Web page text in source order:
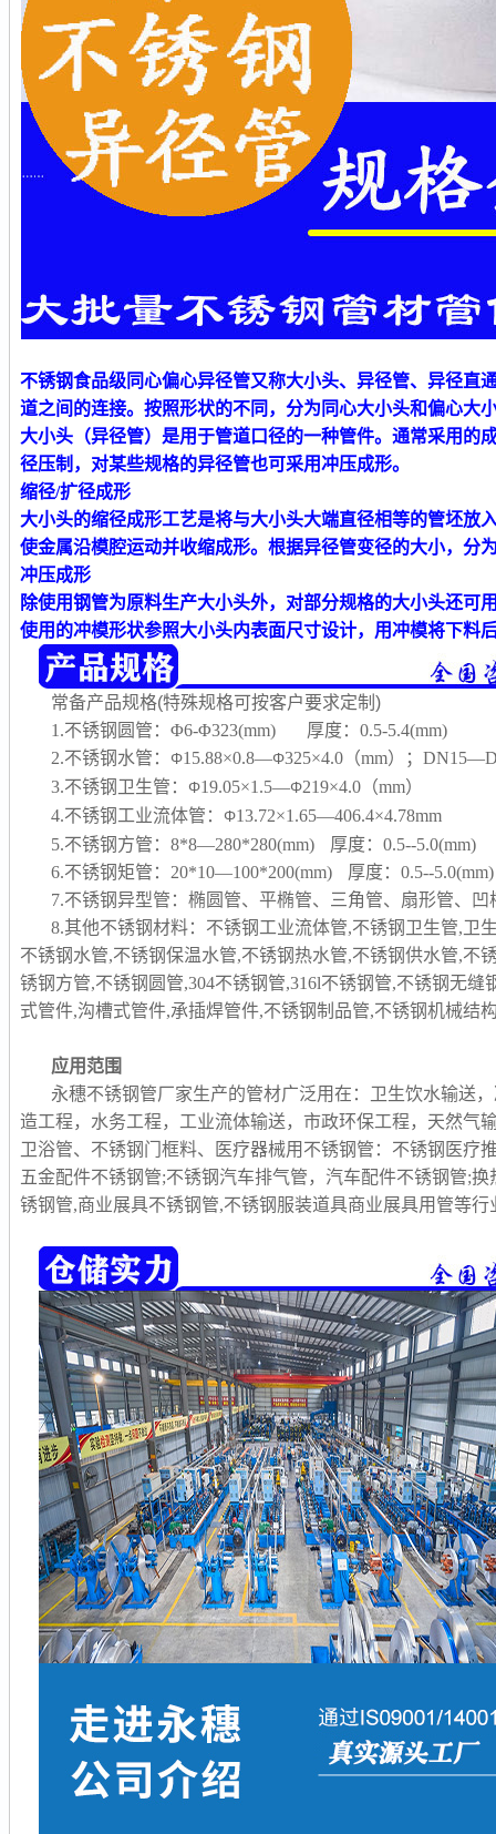
不锈钢食品级同心偏心异径管又称大小头、异径管、异径直
道之间的连接。按照形状的不同，分为同心大小头和偏心大
大小头（异径管）是用于管道口径的一种管件。通常采用的
径压制，对某些规格的异径管也可采用冲压成形。
缩径/扩径成形
大小头的缩径成形工艺是将与大小头大端直径相等的管坯放
使金属沿模腔运动并收缩成形。根据异径管变径的大小，
冲压成形
除使用钢管为原料生产大小头外，对部分规格的大小头还可
使用的冲模形状参照大小头内表面尺寸设计，用冲模将下料
常备产品规格(特殊规格可按客户要求定制)
1.不锈钢圆管：Φ6-Φ323(mm) 厚度：0.5-5.4(mm)
2.不锈钢水管：Φ15.88×0.8—Φ325×4.0（mm）；
3.不锈钢卫生管：Φ19.05×1.5—Φ219×4.0（mm）
4.不锈钢工业流体管：Φ13.72×1.65—406.4×4.78mm
5.不锈钢方管：8*8—280*280(mm) 厚度：0.5--5.0(mm)
6.不锈钢矩管：20*10—100*200(mm) 厚度：0.5--5.0(mm)
7.不锈钢异型管：椭圆管、平椭管、三角管、扇形管、
8.其他不锈钢材料：不锈钢工业流体管,不锈钢卫生管,卫
不锈钢水管,不锈钢保温水管,不锈钢热水管,不锈钢供水管,不
锈钢方管,不锈钢圆管,304不锈钢管,316l不锈钢管,不锈钢无
式管件,沟槽式管件,承插焊管件,不锈钢制品管,不锈钢机械结
应用范围
永穗不锈钢管厂家生产的管材广泛用在：卫生饮水输送
造工程，水务工程，工业流体输送，市政环保工程，天然气
卫浴管、不锈钢门框料、医疗器械用不锈钢管：不锈钢医疗
五金配件不锈钢管;不锈钢汽车排气管，汽车配件不锈钢管;
锈钢管,商业展具不锈钢管,不锈钢服装道具商业展具用管等行